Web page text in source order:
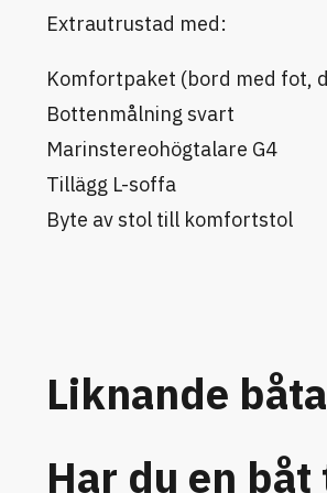
Extrautrustad med:
Komfortpaket (bord med fot,
Bottenmålning svart
Marinstereohögtalare G4
Tillägg L-soffa
Byte av stol till komfortstol
Liknande
Har du en